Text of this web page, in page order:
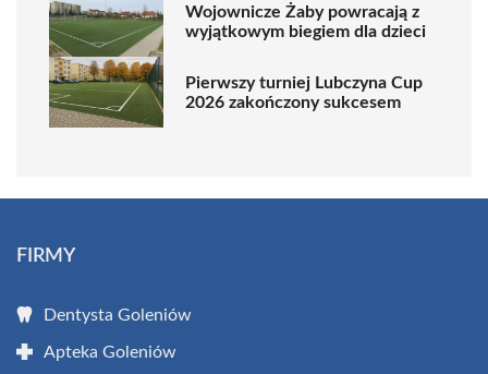
Wojownicze Żaby powracają z
wyjątkowym biegiem dla dzieci
Pierwszy turniej Lubczyna Cup
2026 zakończony sukcesem
FIRMY
Dentysta Goleniów
Apteka Goleniów